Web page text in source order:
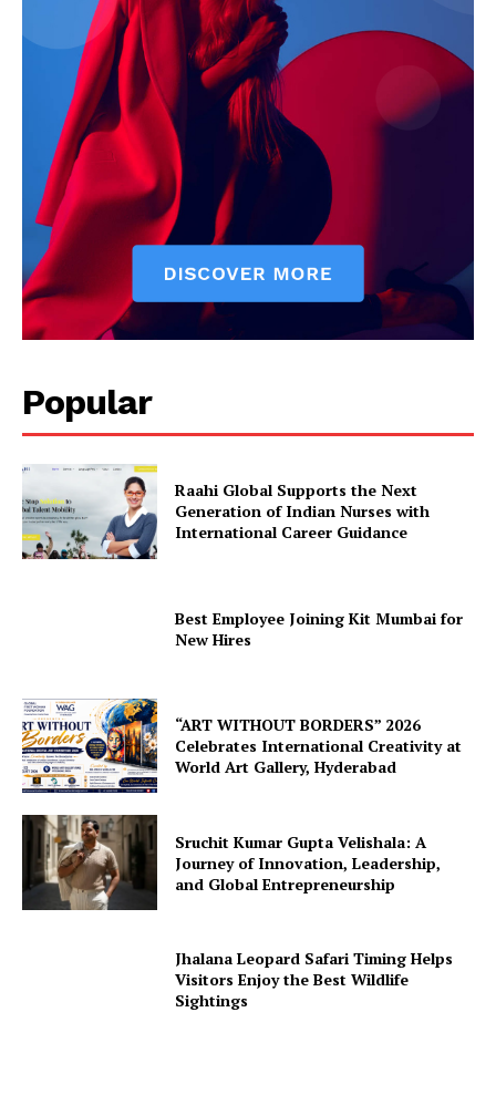
Popular
Raahi Global Supports the Next
Generation of Indian Nurses with
International Career Guidance
Best Employee Joining Kit Mumbai for
New Hires
“ART WITHOUT BORDERS” 2026
Celebrates International Creativity at
World Art Gallery, Hyderabad
Sruchit Kumar Gupta Velishala: A
Journey of Innovation, Leadership,
and Global Entrepreneurship
Jhalana Leopard Safari Timing Helps
Visitors Enjoy the Best Wildlife
Sightings